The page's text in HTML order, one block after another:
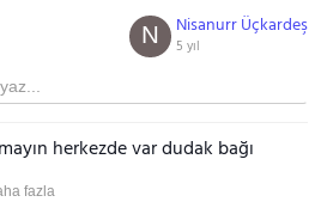
Nisanurr Üçkardeş
5 yıl
N
herkezde var dudak bağı
fazla